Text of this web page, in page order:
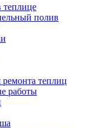
теплице
полив
теплиц
работы